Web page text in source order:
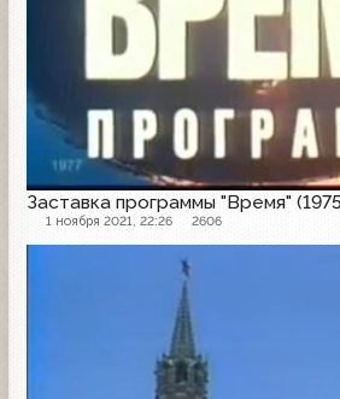
Заставка программы "Время"
1 ноября 2021, 22:26 2606